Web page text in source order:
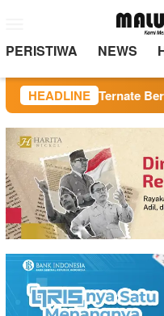
kontenMobile
PERISTIWA NEWS
HEADLINE
TP PKK Ternate